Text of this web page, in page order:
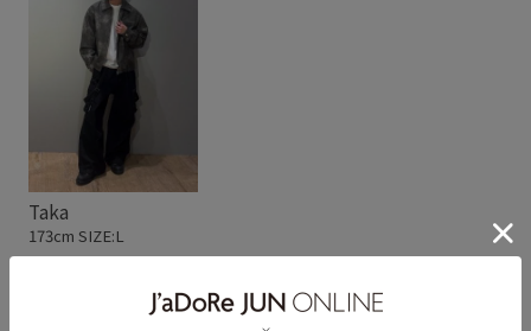
Taka
173cm SIZE:L